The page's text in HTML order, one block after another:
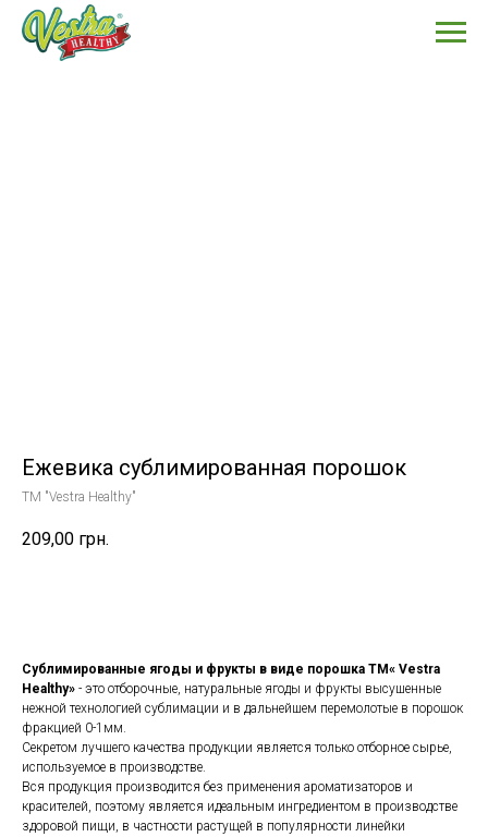
Ежевика сублимированная порошок
TM "Vestra Healthy"
209,00 грн.
Сублимированные ягоды и фрукты в виде порошка ТМ« Vestra
Healthy» - это отборочные, натуральные ягоды и фрукты высушенные
нежной технологией сублимации и в дальнейшем перемолотые в порошок
фракцией 0-1мм.
Секретом лучшего качества продукции является только отборное сырье,
используемое в производстве.
Вся продукция производится без применения ароматизаторов и
красителей, поэтому является идеальным ингредиентом в производстве
здоровой пищи, в частности растущей в популярности линейки